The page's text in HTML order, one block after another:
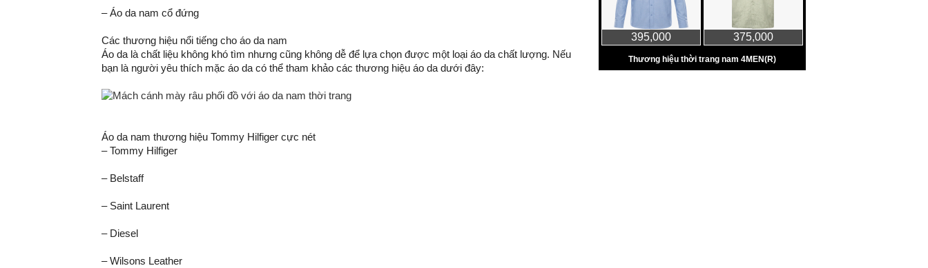
– Áo da nam cổ đứng
Các thương hiệu nổi tiếng cho áo da nam
Áo da là chất liệu không khó tìm nhưng cũng không dễ để lựa chọn được một loại áo da chất lượng. Nếu
bạn là người yêu thích mặc áo da có thể tham khảo các thương hiệu áo da dưới đây:
Áo da nam thương hiệu Tommy Hilfiger cực nét
– Tommy Hilfiger
– Belstaff
– Saint Laurent
– Diesel
– Wilsons Leather